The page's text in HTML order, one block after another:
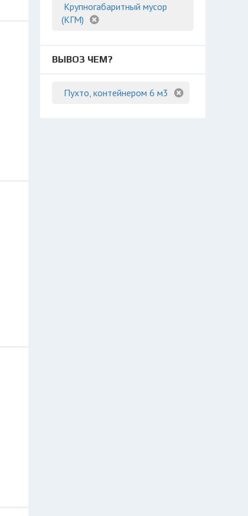
Крупногабаритный мусор
(КГМ)
ВЫВОЗ ЧЕМ?
Пухто, контейнером 6 м3